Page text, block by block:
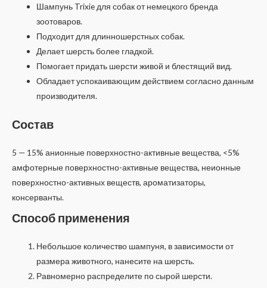
Шампунь Trixie для собак от немецкого бренда
зоотоваров.
Подходит для длинношерстных собак.
Делает шерсть более гладкой.
Помогает придать шерсти живой и блестящий вид.
Обладает успокаивающим действием согласно данным
производителя.
Состав
5 — 15% анионные поверхностно-активные вещества, <5%
амфотерные поверхностно-активные вещества, неионные
поверхностно-активных веществ, ароматизаторы,
консерванты.
Способ применения
Небольшое количество шампуня, в зависимости от
размера животного, нанесите на шерсть.
Равномерно распределите по сырой шерсти.